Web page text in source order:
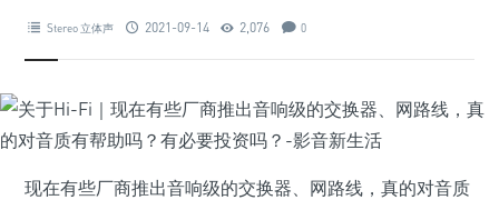
Stereo 立体声 2021-09-14 2,076 0
现在有些厂商推出音响级的交换器、网路线，真的对音质